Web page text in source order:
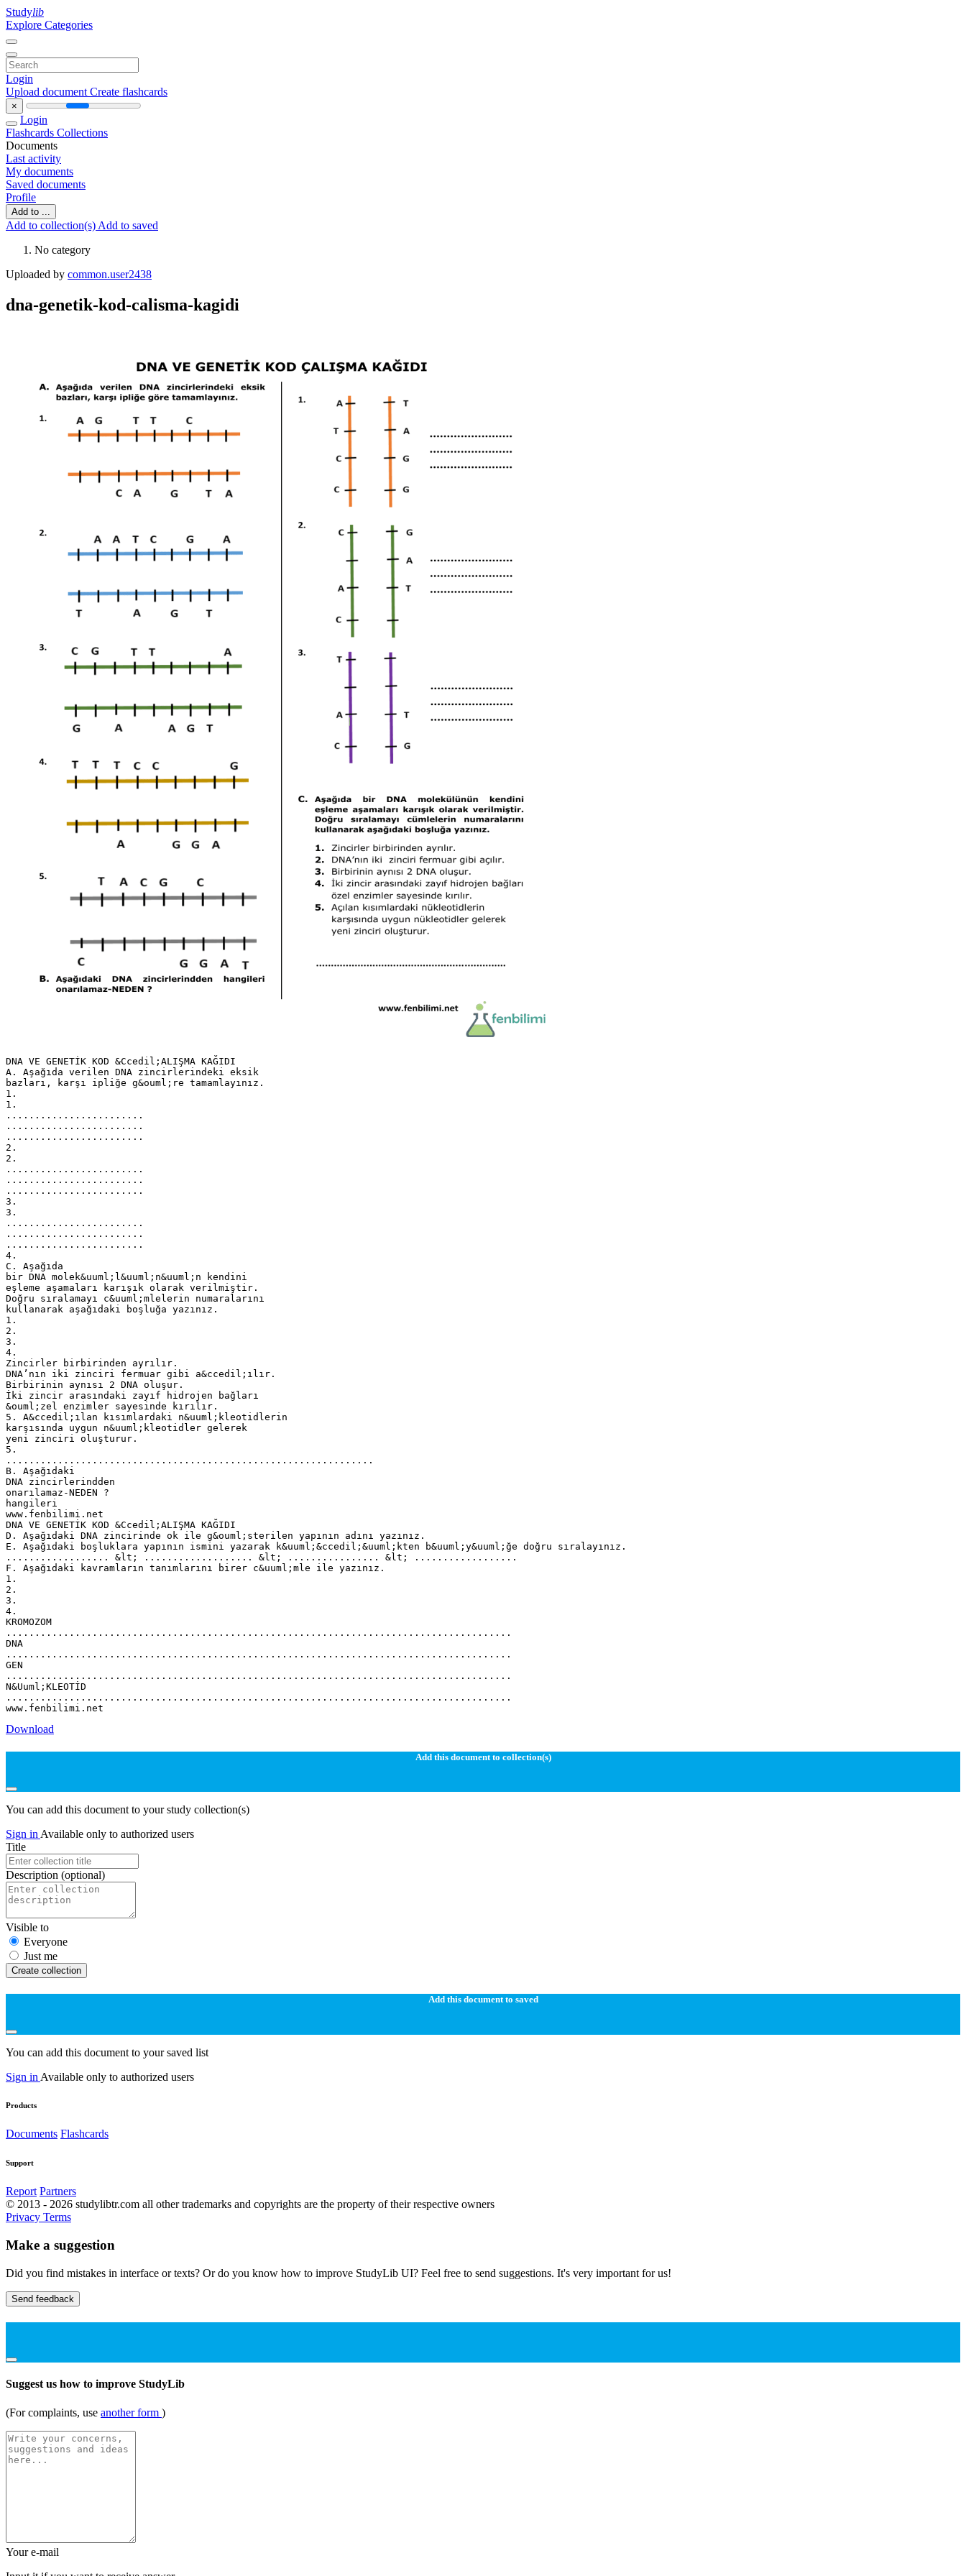
Studylib
Explore Categories
Login
Upload document Create flashcards
×
Login
Flashcards Collections
Documents
Last activity
My documents
Saved documents
Profile
Add to ...
Add to collection(s) Add to saved
No category
Uploaded by common.user2438
dna-genetik-kod-calisma-kagidi
DNA VE GENETİK KOD &Ccedil;ALIŞMA KAĞIDI
A. Aşağıda verilen DNA zincirlerindeki eksik
bazları, karşı ipliğe g&ouml;re tamamlayınız.
1.
1.
........................
........................
........................
2.
2.
........................
........................
........................
3.
3.
........................
........................
........................
4.
C. Aşağıda
bir DNA molek&uuml;l&uuml;n&uuml;n kendini
eşleme aşamaları karışık olarak verilmiştir.
Doğru sıralamayı c&uuml;mlelerin numaralarını
kullanarak aşağıdaki boşluğa yazınız.
1.
2.
3.
4.
Zincirler birbirinden ayrılır.
DNA’nın iki zinciri fermuar gibi a&ccedil;ılır.
Birbirinin aynısı 2 DNA oluşur.
İki zincir arasındaki zayıf hidrojen bağları
&ouml;zel enzimler sayesinde kırılır.
5. A&ccedil;ılan kısımlardaki n&uuml;kleotidlerin
karşısında uygun n&uuml;kleotidler gelerek
yeni zinciri oluşturur.
5.
................................................................
B. Aşağıdaki
DNA zincirlerindden
onarılamaz-NEDEN ?
hangileri
www.fenbilimi.net
DNA VE GENETİK KOD &Ccedil;ALIŞMA KAĞIDI
D. Aşağıdaki DNA zincirinde ok ile g&ouml;sterilen yapının adını yazınız.
E. Aşağıdaki boşluklara yapının ismini yazarak k&uuml;&ccedil;&uuml;kten b&uuml;y&uuml;ğe doğru sıralayınız.
.................. &lt; ................... &lt; ................ &lt; ..................
F. Aşağıdaki kavramların tanımlarını birer c&uuml;mle ile yazınız.
1.
2.
3.
4.
KROMOZOM
........................................................................................
DNA
........................................................................................
GEN
........................................................................................
N&Uuml;KLEOTİD
........................................................................................
Download
Add this document to collection(s)
You can add this document to your study collection(s)
Sign in Available only to authorized users
Title
Description (optional)
Visible to
Everyone
Just me
Create collection
Add this document to saved
You can add this document to your saved list
Sign in Available only to authorized users
Products
Documents Flashcards
Support
Report Partners
© 2013 - 2026 studylibtr.com all other trademarks and copyrights are the property of their respective owners
Privacy Terms
Make a suggestion
Did you find mistakes in interface or texts? Or do you know how to improve StudyLib UI? Feel free to send suggestions. It's very important for us!
Send feedback
Suggest us how to improve StudyLib
(For complaints, use another form )
Your e-mail